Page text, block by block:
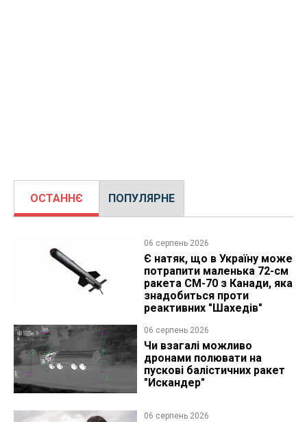
ОСТАННЄ ПОПУЛЯРНЕ
06 серпень 2026
Є натяк, що в Україну може
потрапити маленька 72-см
ракета CM-70 з Канади, яка
знадобиться проти
реактивних "Шахедів"
06 серпень 2026
Чи взагалі можливо
дронами полювати на
пускові балістичних ракет
"Искандер"
06 серпень 2026